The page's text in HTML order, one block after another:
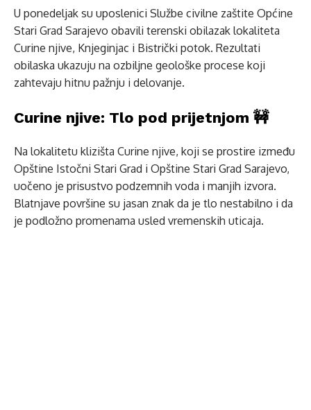
U ponedeljak su uposlenici Službe civilne zaštite Općine
Stari Grad Sarajevo obavili terenski obilazak lokaliteta
Curine njive, Knjeginjac i Bistrički potok. Rezultati
obilaska ukazuju na ozbiljne geološke procese koji
zahtevaju hitnu pažnju i delovanje.
Curine njive: Tlo pod prijetnjom 🚧
Na lokalitetu klizišta Curine njive, koji se prostire između
Opštine Istočni Stari Grad i Opštine Stari Grad Sarajevo,
uočeno je prisustvo podzemnih voda i manjih izvora.
Blatnjave površine su jasan znak da je tlo nestabilno i da
je podložno promenama usled vremenskih uticaja.